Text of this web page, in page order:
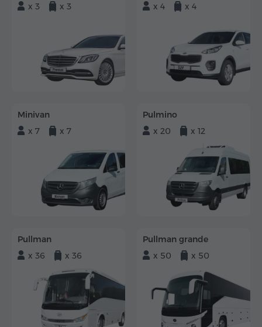
x 3
x 3
x 4
x 4
Minivan
x 7
x 7
Pulmino
x 20
x 12
Pullman
x 36
x 36
Pullman grande
x 50
x 50